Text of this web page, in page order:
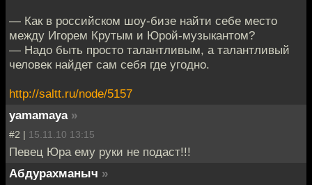
— Как в российском шоу-бизе найти себе место
между Игорем Крутым и Юрой-музыкантом?
— Надо быть просто талантливым, а талантливый
человек найдет сам себя где угодно.
http://saltt.ru/node/5157
yamamaya »
#2 | 15.11.10 13:15
Певец Юра ему руки не подаст!!!
Абдурахманыч »